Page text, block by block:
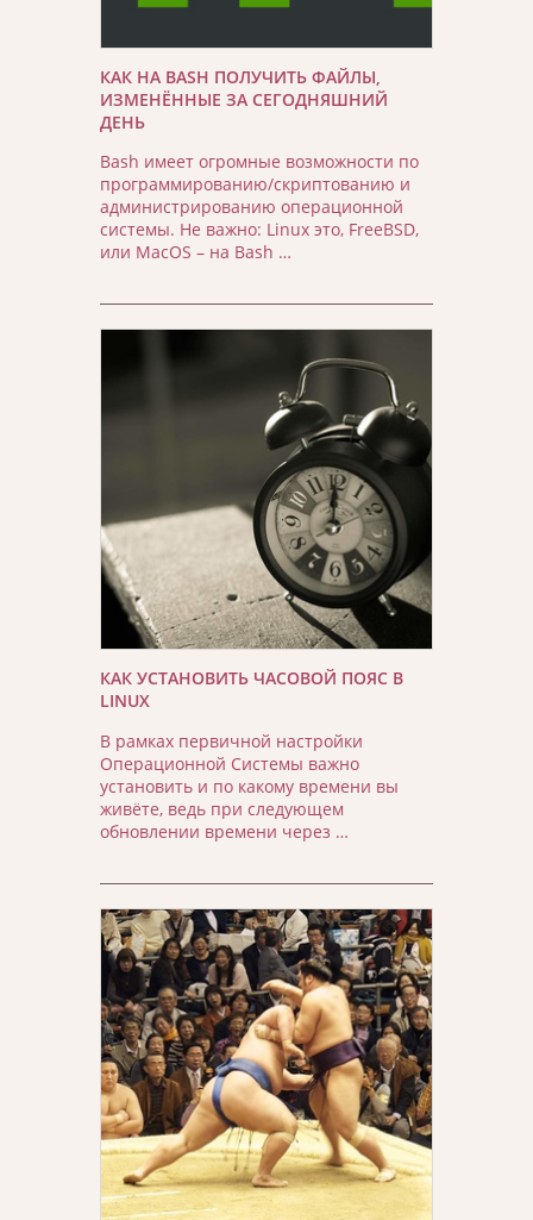
КАК НА BASH ПОЛУЧИТЬ ФАЙЛЫ,
ИЗМЕНЁННЫЕ ЗА СЕГОДНЯШНИЙ
ДЕНЬ
Bash имеет огромные возможности по
программированию/скриптованию и
администрированию операционной
системы. Не важно: Linux это, FreeBSD,
или MacOS – на Bash …
КАК УСТАНОВИТЬ ЧАСОВОЙ ПОЯС В
LINUX
В рамках первичной настройки
Операционной Системы важно
установить и по какому времени вы
живёте, ведь при следующем
обновлении времени через …